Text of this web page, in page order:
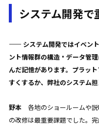
システム開発で
—— システム開発ではイベン
ント情報群の構造・データ管
んだ記憶があります。プラッ
すくするか、弊社のシステム
野本 各地のショールームや
の改修は最重要課題でした。